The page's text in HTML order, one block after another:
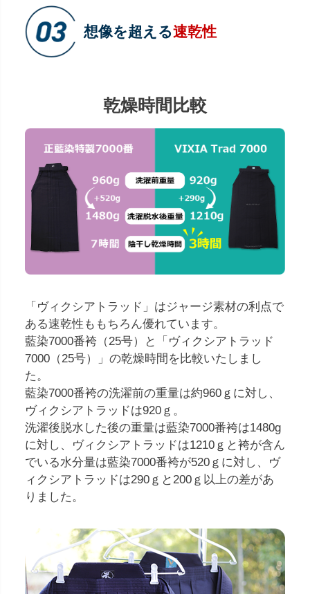
想像を超える速乾性
乾燥時間比較
「ヴィクシアトラッド」はジャージ素材の利点で
ある速乾性ももちろん優れています。
藍染7000番袴（25号）と「ヴィクシアトラッド
7000（25号）」の乾燥時間を比較いたしまし
た。
藍染7000番袴の洗濯前の重量は約960ｇに対し、
ヴィクシアトラッドは920ｇ。
洗濯後脱水した後の重量は藍染7000番袴は1480g
に対し、ヴィクシアトラッドは1210ｇと袴が含ん
でいる水分量は藍染7000番袴が520ｇに対し、ヴ
ィクシアトラッドは290ｇと200ｇ以上の差があ
りました。